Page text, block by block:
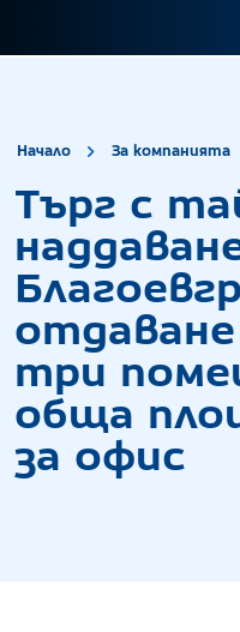
Начало За компанията
Търг с
три
обща
за офис